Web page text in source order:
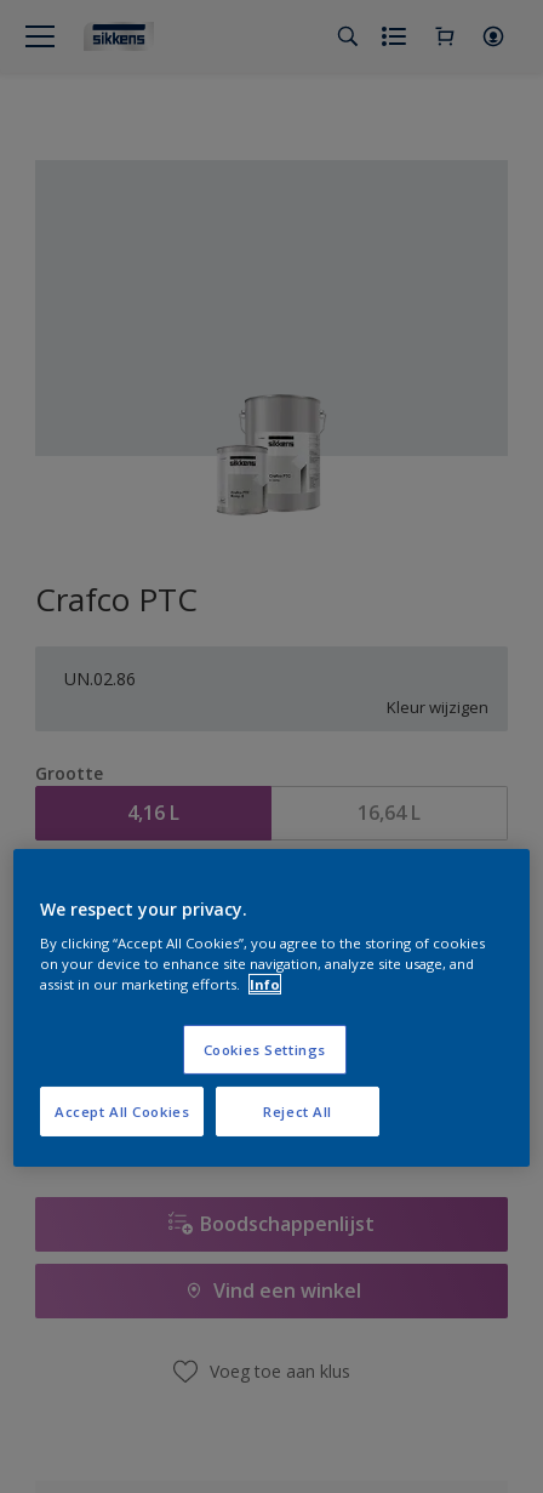
Crafco PTC
UN.02.86
Kleur wijzigen
Grootte
4,16 L 16,64 L
te bestellen. Houd de website in de gaten, we werken
er hard aan om de voorraad aan te vullen.
Boodschappenlijst
Vind een winkel
Voeg toe aan klus
We respect your privacy.
By clicking “Accept All Cookies”, you agree to the storing of cookies
on your device to enhance site navigation, analyze site usage, and
assist in our marketing efforts.
Info
Cookies Settings
Reject All
Accept All Cookies